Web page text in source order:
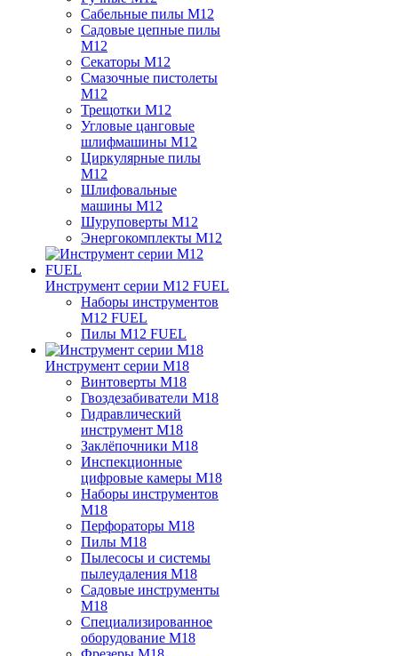
Сабельные пилы M12
Садовые цепные пилы
M12
Секаторы M12
Смазочные пистолеты
M12
Трещотки M12
Угловые цанговые
шлифмашины M12
Циркулярные пилы
M12
Шлифовальные
машины M12
Шуруповерты M12
Энергокомплекты M12
Инструмент серии M12 FUEL
Наборы инструментов
M12 FUEL
Пилы M12 FUEL
Инструмент серии M18
Винтоверты M18
Гвоздезабиватели M18
Гидравлический
инструмент M18
Заклёпочники M18
Инспекционные
цифровые камеры M18
Наборы инструментов
M18
Перфораторы M18
Пилы M18
Пылесосы и системы
пылеудаления M18
Садовые инструменты
M18
Специализированное
оборудование M18